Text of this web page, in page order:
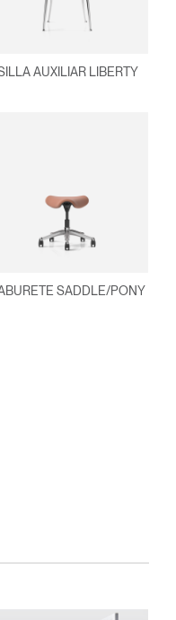
AUXILIAR LIBERTY
SADDLE/PONY